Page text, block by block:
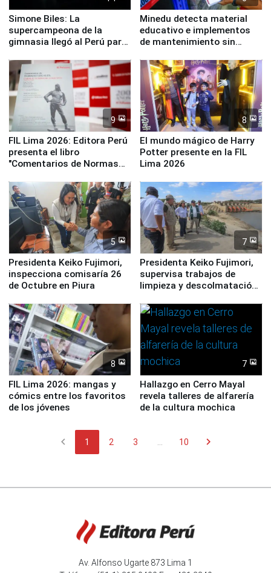
Simone Biles: La
supercampeona de la
gimnasia llegó al Perú para
Panamericanos Lima 2027
Minedu detecta material
educativo e implementos
de mantenimiento sin
la UGEL 2
9
FIL Lima 2026: Editora Perú
presenta el libro
"Comentarios de Normas
Derecho Colectivo"
8
El mundo mágico de Harry
Potter presente en la FIL
Lima 2026
5
Presidenta Keiko Fujimori,
inspecciona comisaría 26
de Octubre en Piura
7
Presidenta Keiko Fujimori,
supervisa trabajos de
limpieza y descolmatación
8
FIL Lima 2026: mangas y
cómics entre los favoritos
de los jóvenes
7
Hallazgo en Cerro Mayal
revela talleres de alfarería
de la cultura mochica
chevron_left 1 2 3 10 chevron_right
Av. Alfonso Ugarte 873 Lima 1